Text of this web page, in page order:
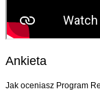
Ankieta
Jak oceniasz Program